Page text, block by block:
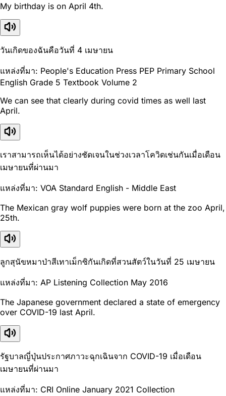
My birthday is on April 4th.
วันเกิดของฉันคือวันที่ 4 เมษายน
แหล่งที่มา: People's Education Press PEP Primary School
English Grade 5 Textbook Volume 2
We can see that clearly during covid times as well last
April.
เราสามารถเห็นได้อย่างชัดเจนในช่วงเวลาโควิดเช่นกันเมื่อเดือน
เมษายนที่ผ่านมา
แหล่งที่มา: VOA Standard English - Middle East
The Mexican gray wolf puppies were born at the zoo April,
25th.
ลูกสุนัขหมาป่าสีเทาเม็กซิกันเกิดที่สวนสัตว์ในวันที่ 25 เมษายน
แหล่งที่มา: AP Listening Collection May 2016
The Japanese government declared a state of emergency
over COVID-19 last April.
รัฐบาลญี่ปุ่นประกาศภาวะฉุกเฉินจาก COVID-19 เมื่อเดือน
เมษายนที่ผ่านมา
แหล่งที่มา: CRI Online January 2021 Collection